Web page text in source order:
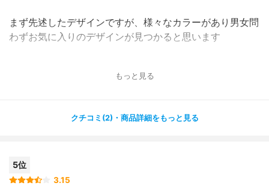
まず先述したデザインですが、様々なカラーがあり男女問
わずお気に入りのデザインが見つかると思います
時々落ちますが再接続も簡単なので我慢できます！
もっと見る
クチコミ(2)・商品詳細をもっと見る
5位
3.15